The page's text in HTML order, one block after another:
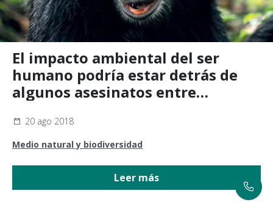
El impacto ambiental del ser
humano podría estar detrás de
algunos asesinatos entre
20 ago 2018
Medio natural y biodiversidad
Leer más